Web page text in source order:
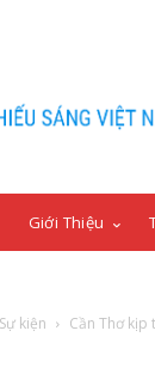
Giới Thiệu
kiện Cần Thơ kịp